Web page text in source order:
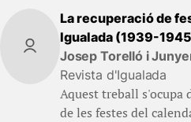
La recuperació de
Igualada (1939-
Josep Torelló i
Revista d'Igualada
Aquest treball
de les festes del